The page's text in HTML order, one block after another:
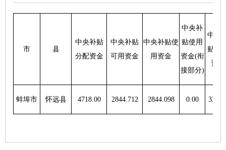
市 县
中央补贴
分配资金
中央补贴
可用资金
中央补贴使
用资金
中央补
贴使用
资金(衔
接部分)
中央
贴结
资金
蚌埠市 怀远县 4718.00 2844.712 2844.098 0.00